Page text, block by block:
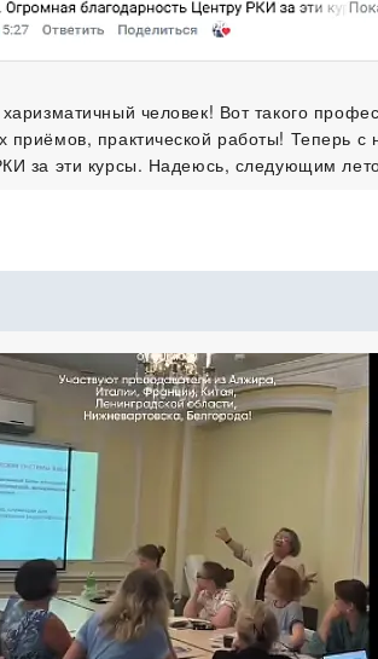
человек! Вот такого
практической работы! Теперь с
за эти курсы. Надеюсь, следующим